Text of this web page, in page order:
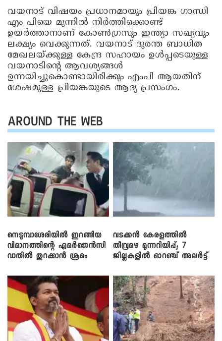
വയനാട് വിഷയം പ്രധാനമായും പ്രിയങ്ക ഗാന്ധി
എം പിയെ മുന്നിൽ നിർത്തിക്കൊണ്ട്
ഉയർത്താനാണ് കോൺഗ്രസും ഇന്ത്യാ സഖ്യവും
ലക്ഷ്യം വെക്കുന്നത്. വയനാട് ദുരന്ത ബാധിത
മേഖലയ്ക്കുള്ള കേന്ദ്ര സഹായം ഉള്‍പ്പടെയുള്ള
വയനാടിന്റെ ആവശ്യങ്ങള്‍
ഉന്നയിച്ചുകൊണ്ടായിരിക്കും എംപി ആയതിന്
ശേഷമുള്ള പ്രിയങ്കയുടെ ആദ്യ പ്രസംഗം.
AROUND THE WEB
നെടുമ്പാശേരിയിൽ ഇറങ്ങിയ
വിമാനത്തിന്റെ എമർജെൻസി
വാതിൽ തുറക്കാൻ ശ്രമം
വടക്കൻ കേരളത്തിൽ
തീവ്രമഴ മുന്നറിയിപ്പ്; 7
ജില്ലകളിൽ ഓറഞ്ച് അലർട്ട്